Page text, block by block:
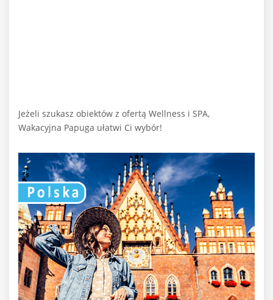
Jeżeli szukasz obiektów z ofertą Wellness i SPA,
Wakacyjna Papuga ułatwi Ci wybór!